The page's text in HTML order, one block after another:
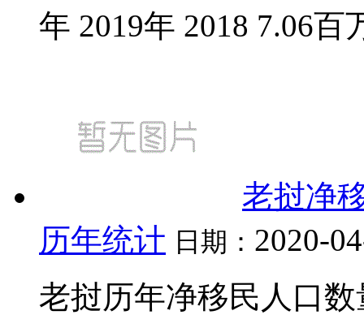
年 2019年 2018 7.06百
老挝净
历年统计 日期： 2020-
老挝历年净移民人口